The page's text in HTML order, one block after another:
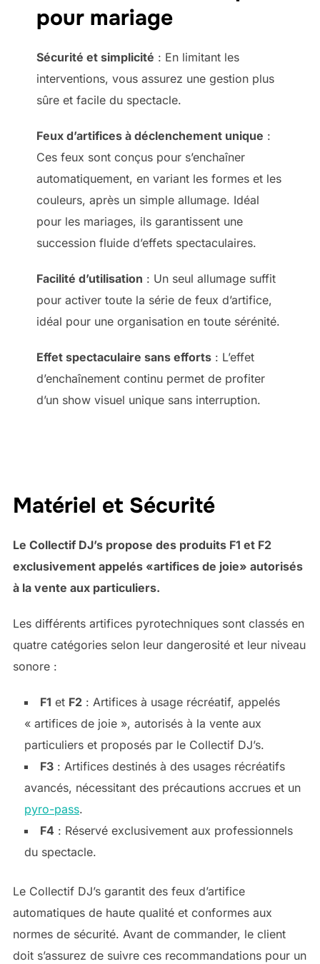
pour mariage
Sécurité et simplicité : En limitant les
interventions, vous assurez une gestion plus
sûre et facile du spectacle.
Feux d’artifices à déclenchement unique :
Ces feux sont conçus pour s’enchaîner
automatiquement, en variant les formes et les
couleurs, après un simple allumage. Idéal
pour les mariages, ils garantissent une
succession fluide d’effets spectaculaires.
Facilité d’utilisation : Un seul allumage suffit
pour activer toute la série de feux d’artifice,
idéal pour une organisation en toute sérénité.
Effet spectaculaire sans efforts: L’effet
d’enchaînement continu permet de profiter
d’un show visuel unique sans interruption.
Matériel et Sécurité
Le Collectif DJ’s propose des produits F1 et F2
exclusivement appelés «artifices de joie» autorisés
à la vente aux particuliers.
Les différents artifices pyrotechniques sont classés en
quatre catégories selon leur dangerosité et leur niveau
sonore :
F1 et F2: Artifices à usage récréatif, appelés
« artifices de joie », autorisés à la vente aux
particuliers et proposés par le Collectif DJ’s.
F3: Artifices destinés à des usages récréatifs
avancés, nécessitant des précautions accrues et un
pyro-pass.
F4 : Réservé exclusivement aux professionnels
du spectacle.
Le Collectif DJ’s garantit des feux d’artifice
automatiques de haute qualité et conformes aux
normes de sécurité. Avant de commander, le client
doit s’assurez de suivre ces recommandations pour un